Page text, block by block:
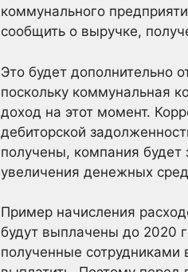
коммунального
сообщить о выручке,
Это будет дополнительно
поскольку коммунальная
доход на этот момент.
дебиторской
получены, компания будет
увеличения денежных
Пример начисления
будут выплачены до 2020
полученные сотрудниками